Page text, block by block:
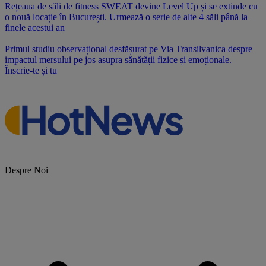
Rețeaua de săli de fitness SWEAT devine Level Up și se extinde cu
o nouă locație în București. Urmează o serie de alte 4 săli până la
finele acestui an
Primul studiu observațional desfășurat pe Via Transilvanica despre
impactul mersului pe jos asupra sănătății fizice și emoționale.
Înscrie-te și tu
Despre Noi